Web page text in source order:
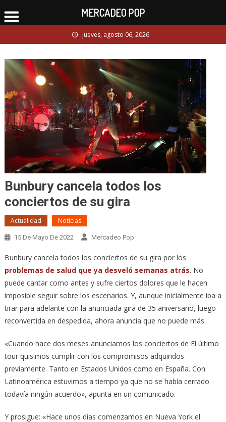
to
jueves, agosto 06, 2026
Bunbury cancela todos los
conciertos de su gira
Actualidad Noticias
15 De Mayo De 2022 Mercadeo Pop
Bunbury cancela todos los conciertos de su gira por los
problemas de salud que ya desveló semanas atrás. No
puede cantar como antes y sufre ciertos dolores que le hacen
imposible seguir sobre los escenarios. Y, aunque inicialmente iba a
tirar para adelante con la anunciada gira de 35 aniversario, luego
reconvertida en despedida, ahora anuncia que no puede más.
«Cuando hace dos meses anunciamos los conciertos de El último
tour quisimos cumplir con los compromisos adquiridos
previamente. Tanto en Estados Unidos como en España. Con
Latinoamérica estuvimos a tiempo ya que no se había cerrado
todavía ningún acuerdo», apunta en un comunicado.
Y prosigue: «Hace unos días comenzamos en Nueva York el
MERCADEO POP